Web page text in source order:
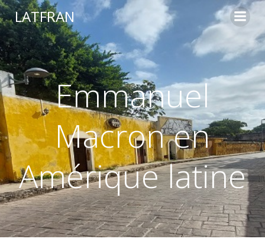
LATFRAN
Emmanuel
Macron en
Amérique latine